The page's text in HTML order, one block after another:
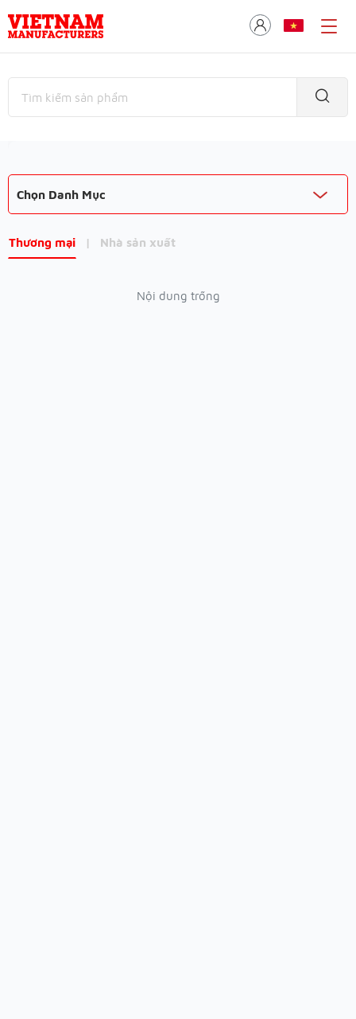
Chọn Danh Mục
Thương mại | Nhà sản xuất
Nội dung trống